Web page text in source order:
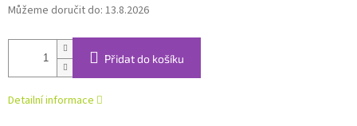
Můžeme doručit do: 13.8.2026
Přidat do košíku
Detailní informace